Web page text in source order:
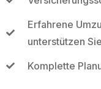
Erfahrene
unterstützen Sie
Komplette